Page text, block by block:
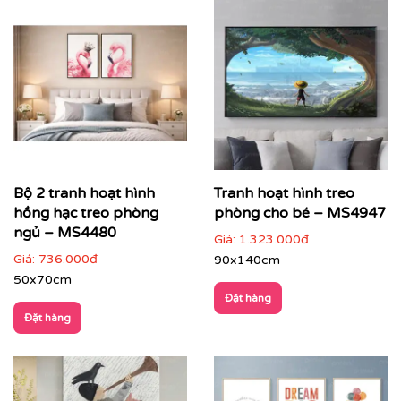
Với công nghệ in hiện đại, chúng tôi đảm bảo tái tạo lại
từng chi tiết nhỏ nhất của bức tranh, mang đến cho
bạn một sản phẩm hoàn hảo.
Bộ 2 tranh hoạt hình
hồng hạc treo phòng
ngủ – MS4480
Giá: 736.000đ
50x70cm
Đặt hàng
Tranh hoạt hình treo
phòng cho bé – MS4947
Giá: 1.323.000đ
90x140cm
Đặt hàng